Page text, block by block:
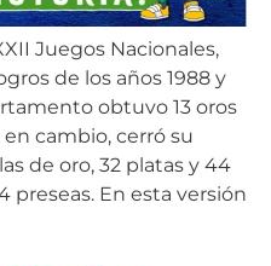
Juegos Nacionales,
de los años 1988 y
obtuvo 13 oros
cambio, cerró su
de oro, 32 platas y 44
preseas. En esta versión